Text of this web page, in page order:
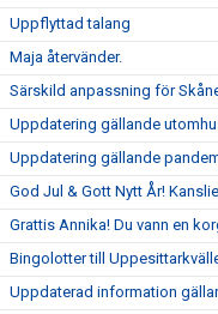
Uppflyttad talang
Maja återvänder.
Särskild anpassning för
Uppdatering gällande
Uppdatering gällande
God Jul & Gott Nytt År!
Grattis Annika! Du vann en
Bingolotter till
Uppdaterad information